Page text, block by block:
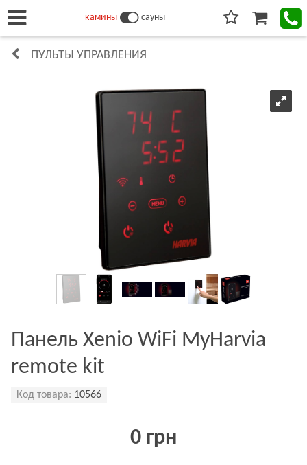
камины сауны
ПУЛЬТЫ УПРАВЛЕНИЯ
Панель Xenio WiFi MyHarvia
remote kit
Код товара: 10566
0 грн